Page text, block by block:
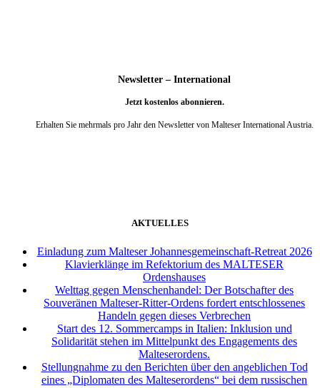
Newsletter – International
Jetzt kostenlos abonnieren.
Erhalten Sie mehrmals pro Jahr den Newsletter von Malteser International Austria.
AKTUELLES
Einladung zum Malteser Johannesgemeinschaft-Retreat 2026
Klavierklänge im Refektorium des MALTESER
Ordenshauses
Welttag gegen Menschenhandel: Der Botschafter des
Souveränen Malteser-Ritter-Ordens fordert entschlossenes
Handeln gegen dieses Verbrechen
Start des 12. Sommercamps in Italien: Inklusion und
Solidarität stehen im Mittelpunkt des Engagements des
Malteserordens.
Stellungnahme zu den Berichten über den angeblichen Tod
eines „Diplomaten des Malteserordens“ bei dem russischen